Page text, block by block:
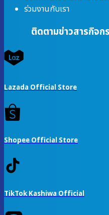
ร่วมงานกับเรา
ติดตามข่าวสารกิจ
Lazada Official Store
Shopee Official Store
TikTok Kashiwa Official